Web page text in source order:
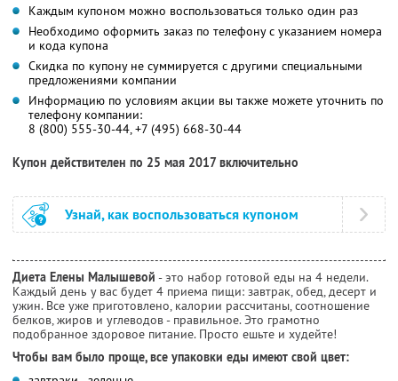
Каждым купоном можно воспользоваться только один раз
Необходимо оформить заказ по телефону с указанием номера
и кода купона
Скидка по купону не суммируется с другими специальными
предложениями компании
Информацию по условиям акции вы также можете уточнить по
телефону компании:
8 (800) 555-30-44, +7 (495) 668-30-44
Купон действителен по 25 мая 2017 включительно
Узнай, как воспользоваться купоном
Диета Елены Малышевой - это набор готовой еды на 4 недели.
Каждый день у вас будет 4 приема пищи: завтрак, обед, десерт и
ужин. Все уже приготовлено, калории рассчитаны, соотношение
белков, жиров и углеводов - правильное. Это грамотно
подобранное здоровое питание. Просто ешьте и худейте!
Чтобы вам было проще, все упаковки еды имеют свой цвет: